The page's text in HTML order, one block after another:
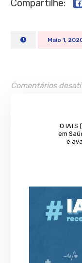
Compartilhe:
Maio 1,
Comentários
O
em
e